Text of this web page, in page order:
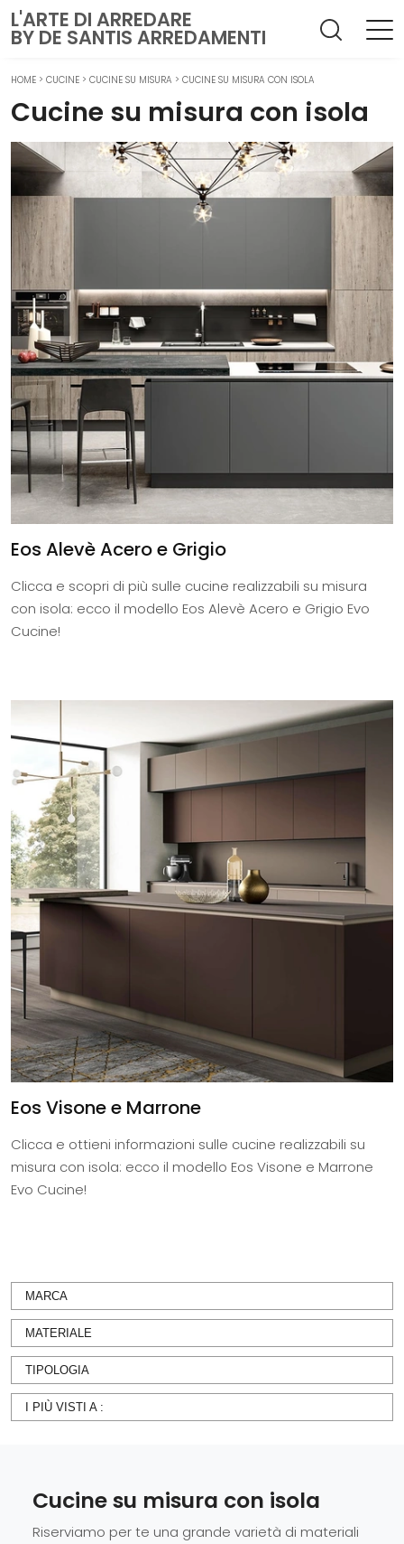
L'ARTE DI ARREDARE
BY DE SANTIS ARREDAMENTI
HOME > CUCINE > CUCINE SU MISURA > CUCINE SU MISURA CON ISOLA
Cucine su misura con isola
Eos Alevè Acero e Grigio
Clicca e scopri di più sulle cucine realizzabili su misura
con isola: ecco il modello Eos Alevè Acero e Grigio Evo
Cucine!
Eos Visone e Marrone
Clicca e ottieni informazioni sulle cucine realizzabili su
misura con isola: ecco il modello Eos Visone e Marrone
Evo Cucine!
MARCA
MATERIALE
TIPOLOGIA
I PIÙ VISTI A :
Cucine su misura con isola
Riserviamo per te una grande varietà di materiali